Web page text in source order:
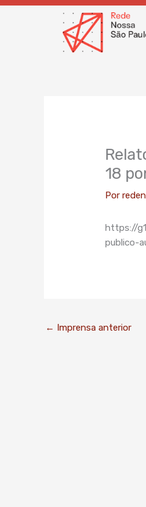
Ir
18
Por
https://
publico-
← Imprensa anterior